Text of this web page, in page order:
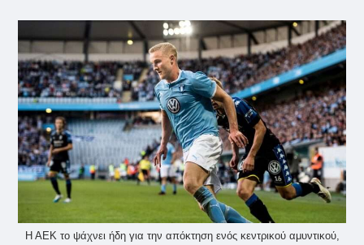
Η ΑΕΚ το ψάχνει ήδη για την απόκτηση ενός κεντρικού αμυντικού,